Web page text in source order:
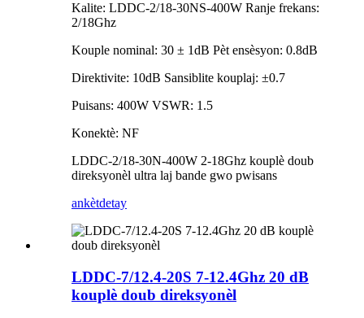
Kalite: LDDC-2/18-30NS-400W Ranje frekans:
2/18Ghz
Kouple nominal: 30 ± 1dB Pèt ensèsyon: 0.8dB
Direktivite: 10dB Sansiblite kouplaj: ±0.7
Puisans: 400W VSWR: 1.5
Konektè: NF
LDDC-2/18-30N-400W 2-18Ghz kouplè doub
direksyonèl ultra laj bande gwo pwisans
ankètdetay
LDDC-7/12.4-20S 7-12.4Ghz 20 dB
kouplè doub direksyonèl